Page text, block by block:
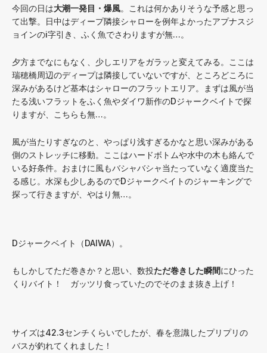
今回の日は大潮一発目・爆風。これは何かありそうな予感と思っ
て出撃。日中はディープ隣接シャローを例年よかったアプナスジ
ョインのi字引き、ふく魚でさわりますが無…。
夕方までなにもなく、少しエリアをガラッと変えてみる。ここは
瑞穂橋周辺のディープは隣接していないですが、ところどころに
深みがあるけど基本はシャローのフラットエリア。まずは風が当
たる浅いフラットをふく魚やダイワ新作のDジャークベイトで探
りますが、こちらも無…。
風が当たりすぎなのと、やっぱり浅すぎるかなと思い深みがある
側のストレッチに移動。ここはハードボトムや水中の木も絡んで
いる好条件。おまけに風もバシャバシャ当たっていなく適度当た
る感じ。水深も少しあるのでDジャークベイトのジャーキングで
探って行きますが、やはり無…。
Dジャークベイト（DAIWA）。
もしかしてただ巻きか？と思い、数投ただ巻きした瞬間にひった
くりバイト！ ガッツリ食っていたのでそのまま抜き上げ！
サイズは42.3センチくらいでしたが、春を意識したプリプリの
バスが釣れてくれました！